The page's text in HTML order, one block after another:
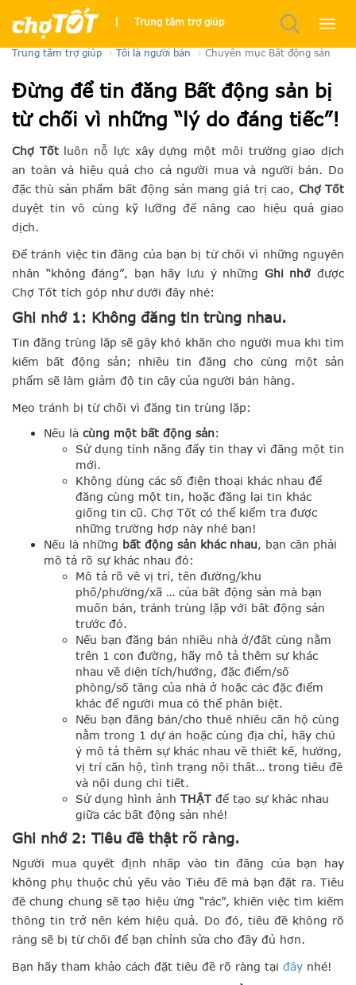
Trung tâm trợ giúp
Đăng tin Bất động sản trên Nhà Tốt như thế nào?
Trung tâm trợ giúp Tôi là người bán Chuyên mục Bất động sản
Đừng để tin đăng Bất động sản bị
từ chối vì những “lý do đáng tiếc”!
Chợ Tốtluôn nỗ lực xây dựng một môi trường giao dịch
an toàn và hiệu quả cho cả người mua và người bán. Do
đặc thù sản phẩm bất động sản mang giá trị cao, Chợ Tốt
duyệt tin vô cùng kỹ lưỡng để nâng cao hiệu quả giao
dịch.
Để tránh việc tin đăng của bạn bị từ chối vì những nguyên
nhân “không đáng”, bạn hãy lưu ý những Ghi nhớđược
Chợ Tốt tích góp như dưới đây nhé:
Ghi nhớ 1: Không đăng tin trùng nhau.
Tin đăng trùng lặp sẽ gây khó khăn cho người mua khi tìm
kiếm bất động sản; nhiều tin đăng cho cùng một sản
phẩm sẽ làm giảm độ tin cây của người bán hàng.
Mẹo tránh bị từ chối vì đăng tin trùng lặp:
Nếu là cùng một bất động sản:
Sử dụng tính năng đẩy tin thay vì đăng một tin
mới.
Không dùng các số điện thoại khác nhau để
đăng cùng một tin, hoặc đăng lại tin khác
giống tin cũ. Chợ Tốt có thể kiểm tra được
những trường hợp này nhé bạn!
Nếu là những bất động sản khác nhau, bạn cần phải
mô tả rõ sự khác nhau đó:
Mô tả rõ về vị trí, tên đường/khu
phố/phường/xã … của bất động sản mà bạn
muốn bán, tránh trùng lặp với bất động sản
trước đó.
Nếu bạn đăng bán nhiều nhà ở/đất cùng nằm
trên 1 con đường, hãy mô tả thêm sự khác
nhau về diện tích/hướng, đặc điểm/số
phòng/số tầng của nhà ở hoặc các đặc điểm
khác để người mua có thể phân biệt.
Nếu bạn đăng bán/cho thuê nhiều căn hộ cùng
nằm trong 1 dự án hoặc cùng địa chỉ, hãy chú
ý mô tả thêm sự khác nhau về thiết kế, hướng,
vị trí căn hộ, tình trạng nội thất… trong tiêu đề
và nội dung chi tiết.
Sử dụng hình ảnh THẬTđể tạo sự khác nhau
giữa các bất động sản nhé!
Ghi nhớ 2: Tiêu đề thật rõ ràng.
Người mua quyết định nhấp vào tin đăng của bạn hay
không phụ thuộc chủ yếu vào Tiêu đề mà bạn đặt ra. Tiêu
đề chung chung sẽ tạo hiệu ứng “rác”, khiến việc tìm kiếm
thông tin trở nên kém hiệu quả. Do đó, tiêu đề không rõ
ràng sẽ bị từ chối để bạn chỉnh sửa cho đầy đủ hơn.
Bạn hãy tham khảo cách đặt tiêu đề rõ ràng tại đây nhé!